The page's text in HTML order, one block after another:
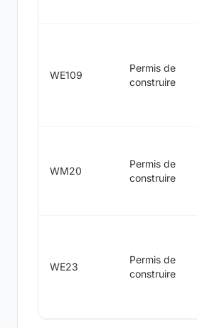
WE109
Permis de
construire
WM20
Permis de
construire
WE23
Permis de
construire